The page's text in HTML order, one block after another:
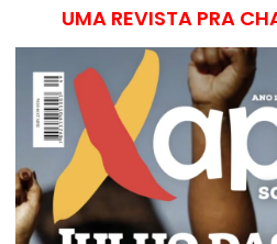
UMA REVISTA PRA